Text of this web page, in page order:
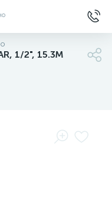
1/2", 15.3M